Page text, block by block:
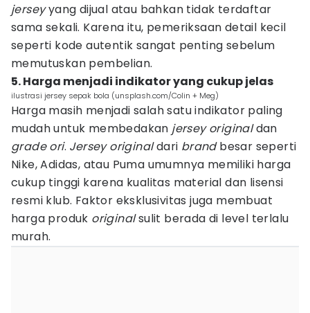
jerseyyang dijual atau bahkan tidak terdaftar
sama sekali. Karena itu, pemeriksaan detail kecil
seperti kode autentik sangat penting sebelum
memutuskan pembelian.
5. Harga menjadi indikator yang cukup jelas
ilustrasi jersey sepak bola (unsplash.com/Colin + Meg)
Harga masih menjadi salah satu indikator paling
mudah untuk membedakan jersey originaldan
grade ori. Jersey originaldari brandbesar seperti
Nike, Adidas, atau Puma umumnya memiliki harga
cukup tinggi karena kualitas material dan lisensi
resmi klub. Faktor eksklusivitas juga membuat
harga produk originalsulit berada di level terlalu
murah.